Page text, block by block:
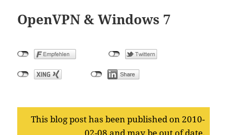
OpenVPN & Windows 7
This blog post has been published on 2010-